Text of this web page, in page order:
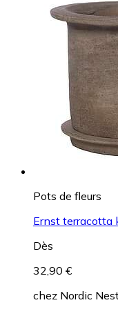
Pots de fleurs
Ernst terracotta
Dès
32,90 €
chez Nordic